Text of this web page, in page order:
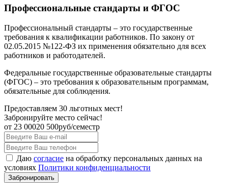
Профессиональные стандарты и ФГОС
Профессиональный стандарты – это государственные
требования к квалификации работников. По закону от
02.05.2015 №122-ФЗ их применения обязательно для всех
работников и работодателей.
Федеральные государственные образовательные стандарты
(ФГОС) – это требования к образовательным программам,
обязательные для соблюдения.
Предоставляем 30 льготных мест!
Забронируйте место сейчас!
от 23 00020 500руб/семестр
Даю согласие на обработку персональных данных на
условиях Политики конфиденциальности